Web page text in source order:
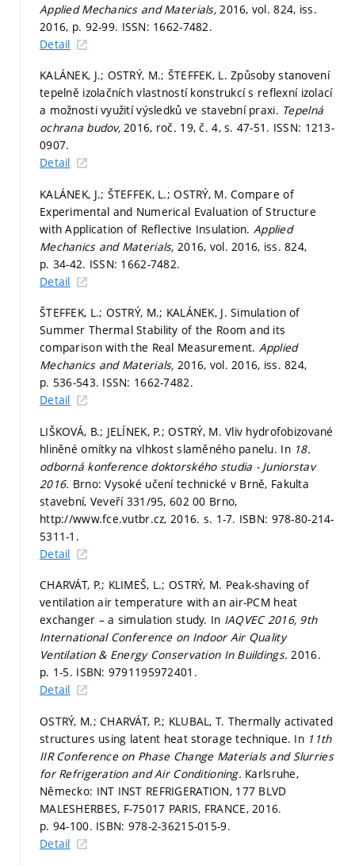
Applied Mechanics and Materials, 2016, vol. 824, iss.
2016, p. 92-99. ISSN: 1662-7482.
Detail
KALÁNEK, J.; OSTRÝ, M.; ŠTEFFEK, L. Způsoby stanovení
tepelně izolačních vlastností konstrukcí s reflexní izolací
a možnosti využití výsledků ve stavební praxi. Tepelná
ochrana budov,2016, roč. 19, č. 4,s. 47-51. ISSN: 1213-
0907.
Detail
KALÁNEK, J.; ŠTEFFEK, L.; OSTRÝ, M. Compare of
Experimental and Numerical Evaluation of Structure
with Application of Reflective Insulation.Applied
Mechanics and Materials, 2016, vol. 2016, iss. 824,
p. 34-42. ISSN: 1662-7482.
Detail
ŠTEFFEK, L.; OSTRÝ, M.; KALÁNEK, J. Simulation of
Summer Thermal Stability of the Room and its
comparison with the Real Measurement. Applied
Mechanics and Materials, 2016, vol. 2016, iss. 824,
p. 536-543. ISSN: 1662-7482.
Detail
LIŠKOVÁ, B.; JELÍNEK, P.; OSTRÝ, M. Vliv hydrofobizované
hliněné omítky na vlhkost slaměného panelu. In 18.
odborná konference doktorského studia - Juniorstav
2016. Brno: Vysoké učení technické v Brně, Fakulta
stavební, Veveří 331/95, 602 00 Brno,
http://www.fce.vutbr.cz, 2016. s. 1-7. ISBN: 978-80-214-
5311-1.
Detail
CHARVÁT, P.; KLIMEŠ, L.; OSTRÝ, M. Peak-shaving of
ventilation air temperature with an air-PCM heat
exchanger – a simulation study. In IAQVEC 2016, 9th
International Conference on Indoor Air Quality
Ventilation & Energy Conservation In Buildings.2016.
p. 1-5. ISBN: 9791195972401.
Detail
OSTRÝ, M.; CHARVÁT, P.; KLUBAL, T. Thermally activated
structures using latent heat storage technique. In 11th
IIR Conference on Phase Change Materials and Slurries
for Refrigeration and Air Conditioning. Karlsruhe,
Německo: INT INST REFRIGERATION, 177 BLVD
MALESHERBES, F-75017 PARIS, FRANCE, 2016.
p. 94-100. ISBN: 978-2-36215-015-9.
Detail